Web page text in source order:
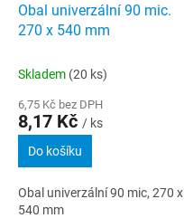
Obal univerzální 90 mic.
270 x 540 mm
Skladem (20 ks)
6,75 Kč bez DPH
8,17 Kč / ks
Do košíku
Obal univerzální 90 mic, 270 x
540 mm